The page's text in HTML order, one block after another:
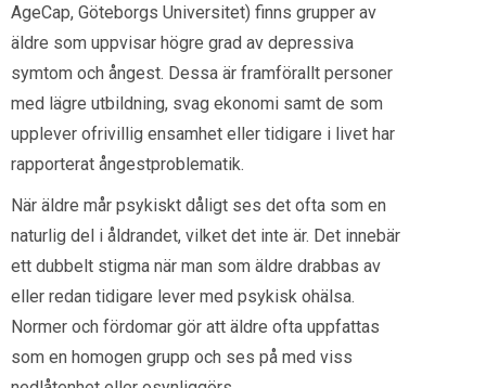
AgeCap, Göteborgs Universitet) finns grupper av
äldre som uppvisar högre grad av depressiva
symtom och ångest. Dessa är framförallt personer
med lägre utbildning, svag ekonomi samt de som
upplever ofrivillig ensamhet eller tidigare i livet har
rapporterat ångestproblematik.
När äldre mår psykiskt dåligt ses det ofta som en
naturlig del i åldrandet, vilket det inte är. Det innebär
ett dubbelt stigma när man som äldre drabbas av
eller redan tidigare lever med psykisk ohälsa.
Normer och fördomar gör att äldre ofta uppfattas
som en homogen grupp och ses på med viss